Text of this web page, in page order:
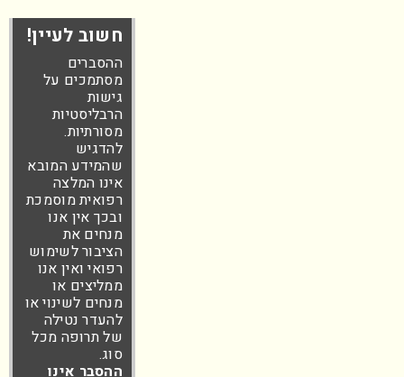
חשוב לעיין!
מסתמכים על
שהמידע המובא
רפואית מוסמכת
הציבור לשימוש
רפואי ואין אנו
מנחים לשינוי או
להעדר נטילה
של תרופה מכל